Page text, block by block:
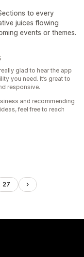
to every
juices flowing
events or themes.
glad to hear the app
you need. It’s great to
responsive.
and recommending
feel free to reach
27